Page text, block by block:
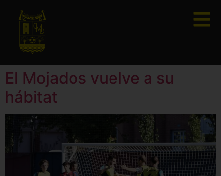
El Mojados vuelve a su
hábitat